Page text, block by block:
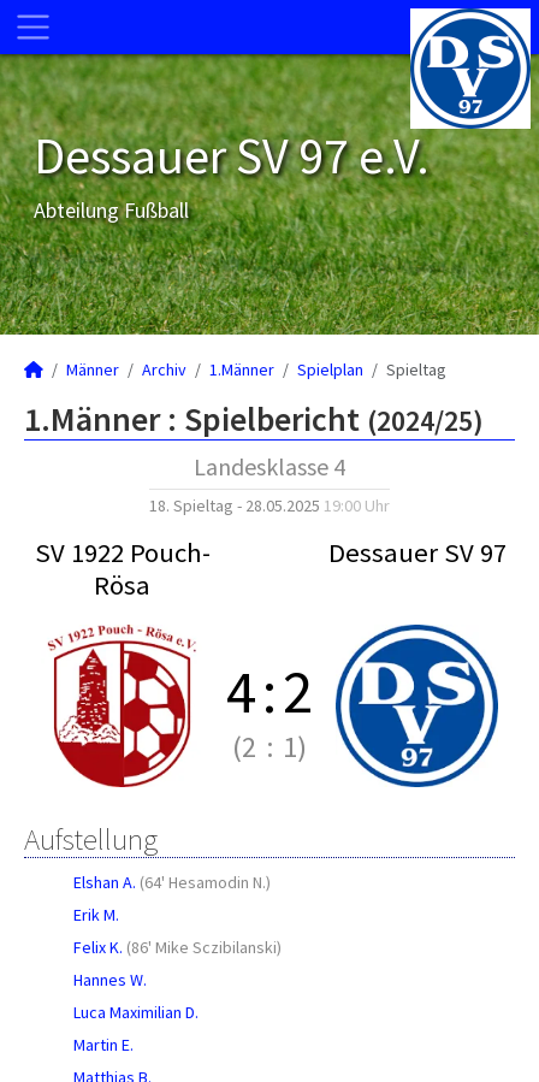
Dessauer SV 97 e.V.
Abteilung Fußball
Männer Archiv 1.Männer Spielplan Spieltag
1.Männer : Spielbericht (2024/25)
Landesklasse 4
18. Spieltag - 28.05.2025 19:00 Uhr
SV 1922 Pouch-
Rösa
Dessauer SV 97
4:2
(2 : 1)
Aufstellung
Elshan A. (64' Hesamodin N.)
Erik M.
Felix K. (86' Mike Sczibilanski)
Hannes W.
Luca Maximilian D.
Martin E.
Matthias B.